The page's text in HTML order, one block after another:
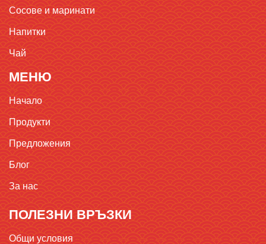
Сосове и маринати
Напитки
Чай
МЕНЮ
Начало
Продукти
Предложения
Блог
За нас
ПОЛЕЗНИ ВРЪЗКИ
Общи условия